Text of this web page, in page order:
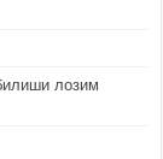
лозим